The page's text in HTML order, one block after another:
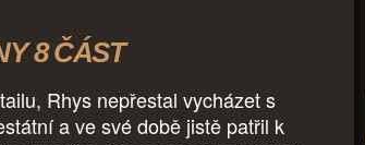
8 ČÁST
Rhys nepřestal vycházet s
a ve své době jistě patřil k